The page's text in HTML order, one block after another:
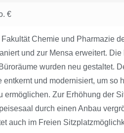
€
Chemie und Pharmazie
und zur Mensa erweitert. Die
wurden neu gestaltet.
entkernt und modernisiert, um so
ermöglichen. Zur Erhöhung der
durch einen Anbau
auch im Freien